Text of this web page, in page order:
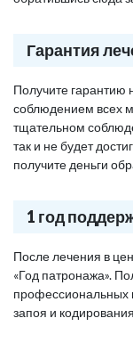
Гарантия
Получите гарантию
соблюдением всех
тщательном
так и не будет
получите деньги
1 год
После лечения в
«Год патронажа».
профессиональных
запоя и